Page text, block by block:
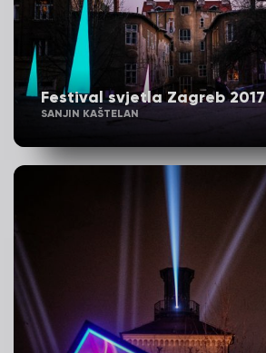
Festival svjetla Zagreb 2017
SANJIN KAŠTELAN